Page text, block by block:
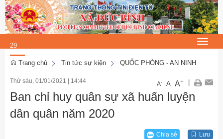
Chủ Nhật, 9/8/2026
6
:
29
:
Toggle
Trang chủ
Tin tức sự kiện QUỐC PHÒNG - AN NINH
Thứ sáu, 01/01/2021 14:44 A- A A+
Ban chỉ huy quân sự xã huấn luyện
dân quân năm 2020
Chia sẻ Lưu